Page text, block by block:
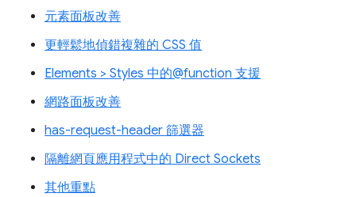
元素面板改善
更輕鬆地偵錯複雜的 CSS 值
Elements > Styles 中的@function 支援
網路面板改善
has-request-header 篩選器
隔離網頁應用程式中的 Direct Sockets
其他重點